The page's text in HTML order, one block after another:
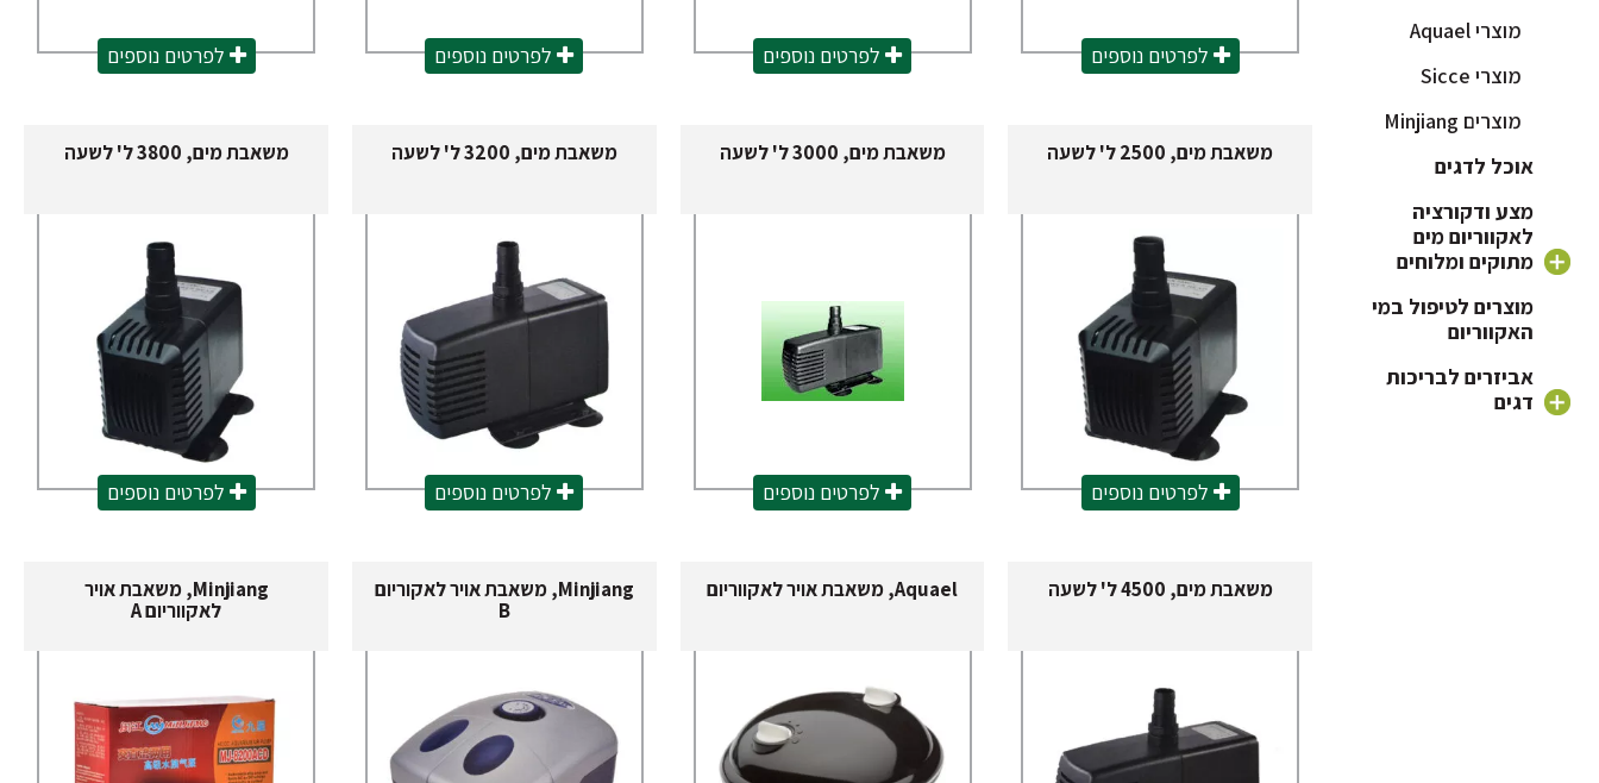
מוצרי Aquael
מוצרי Sicce
מוצרים Minjiang
אוכל לדגים
מצע ודקורציה
לאקווריום מים
מתוקים ומלוחים
חצץ לאקווריום
צמחים לאקווריום
דקורציה וקישוטים
מוצרים לטיפול במי
האקווריום
אביזרים לבריכות
דגים
לפרטים נוספים לפרטים נוספים לפרטים נוספים לפרטים נוספים
משאבת מים, 2500 ל' לשעה
לפרטים נוספים
משאבת מים, 3000 ל' לשעה
לפרטים נוספים
משאבת מים, 3200 ל' לשעה
לפרטים נוספים
משאבת מים, 3800 ל' לשעה
לפרטים נוספים
משאבת מים, 4500 ל' לשעה Aquael, משאבת אויר לאקווריום
Minjiang, משאבת אויר לאקוריום
B
Minjiang, משאבת אויר
לאקווריום A